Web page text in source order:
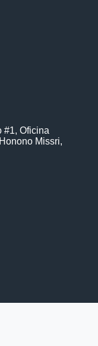
#1, Oficina
Missri,